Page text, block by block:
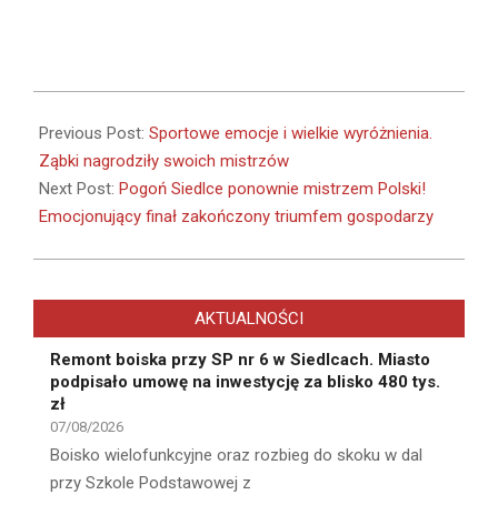
06-
22
Previous Post: Sportowe emocje i wielkie wyróżnienia.
Ząbki nagrodziły swoich mistrzów
Next Post: Pogoń Siedlce ponownie mistrzem Polski!
Emocjonujący finał zakończony triumfem gospodarzy
AKTUALNOŚCI
Remont boiska przy SP nr 6 w Siedlcach. Miasto
podpisało umowę na inwestycję za blisko 480 tys.
zł
07/08/2026
Boisko wielofunkcyjne oraz rozbieg do skoku w dal
przy Szkole Podstawowej z